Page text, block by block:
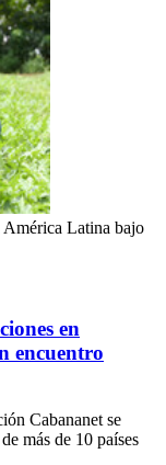
Latina bajo
en
encuentro
Cabananet se
más de 10 países